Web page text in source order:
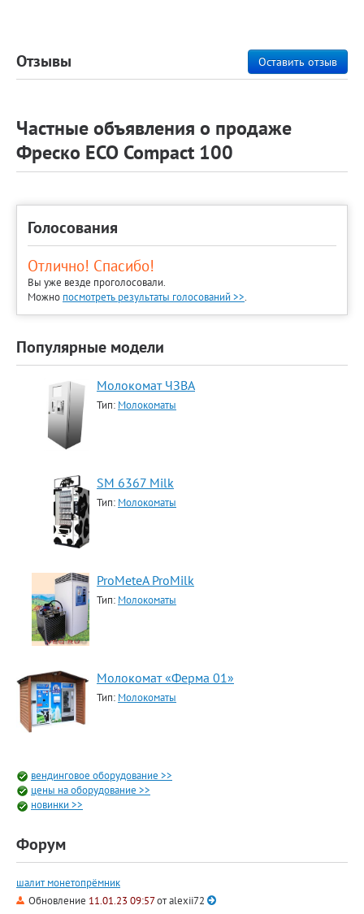
Оставить отзыв
Отзывы
Частные объявления о продаже
Фреско ECO Compact 100
Голосования
Отлично! Спасибо!
Вы уже везде проголосовали.
Можно посмотреть результаты голосований >>.
Популярные модели
Молокомат ЧЗВА
Тип: Молокоматы
SM 6367 Milk
Тип: Молокоматы
ProMeteA ProMilk
Тип: Молокоматы
Молокомат «Ферма 01»
Тип: Молокоматы
вендинговое оборудование >>
цены на оборудование >>
новинки >>
Форум
шалит монетопрёмник
Обновление 11.01.23 09:57отalexii72